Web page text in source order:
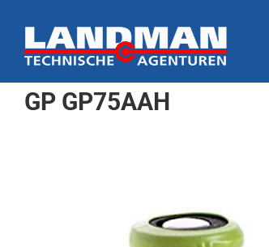
naar
inhoud
GP GP75AAH